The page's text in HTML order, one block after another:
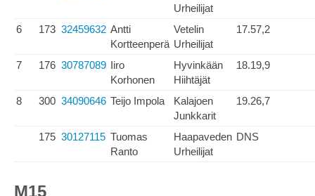
Urheilijat
6 173 32459632 Antti
Kortteenperä
Vetelin
Urheilijat
17.57,2
7 176 30787089 Iiro
Korhonen
Hyvinkään
Hiihtäjät
18.19,9
8 300 34090646 Teijo Impola
Kalajoen
Junkkarit
19.26,7
175 30127115 Tuomas
Ranto
Haapaveden
Urheilijat
DNS
M15